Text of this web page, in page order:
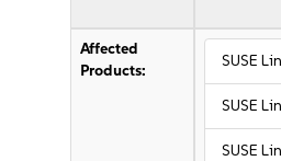
Affected
Products:
SUSE
SUSE
SUSE